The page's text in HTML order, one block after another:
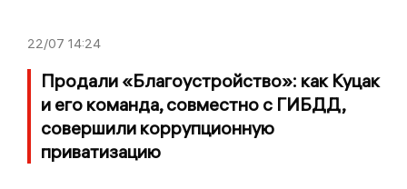
22/07 14:24
Продали «Благоустройство»: как Куцак
и его команда, совместно с ГИБДД,
совершили коррупционную
приватизацию